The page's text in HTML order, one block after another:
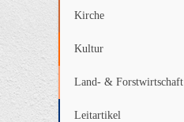
Kirche
Kultur
Land- & Forstwirtschaft
Leitartikel